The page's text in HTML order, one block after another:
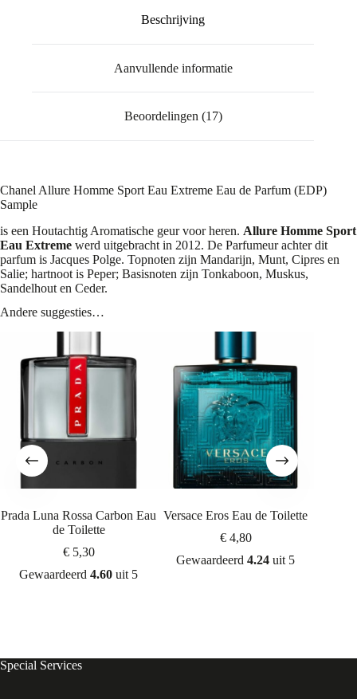
Beschrijving
Aanvullende informatie
Beoordelingen (17)
Chanel Allure Homme Sport Eau Extreme Eau de Parfum (EDP)
Sample
is een Houtachtig Aromatische geur voor heren. Allure Homme Sport
Eau Extreme werd uitgebracht in 2012. De Parfumeur achter dit
parfum is Jacques Polge. Topnoten zijn Mandarijn, Munt, Cipres en
Salie; hartnoot is Peper; Basisnoten zijn Tonkaboon, Muskus,
Sandelhout en Ceder.
Andere suggesties…
Prada Luna Rossa Carbon Eau
de Toilette
€5,30
Gewaardeerd4.60 uit 5
Versace Eros Eau de Toilette
€4,80
Gewaardeerd4.24 uit 5
Special Services